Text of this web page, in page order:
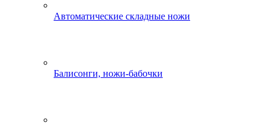
Автоматические складные ножи
Балисонги, ножи-бабочки